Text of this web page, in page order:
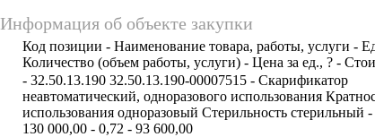
Информация об объекте закупки
Код позиции - Наименование товара, работы, услуги -
Количество (объем работы, услуги) - Цена за ед., ? -
- 32.50.13.190 32.50.13.190-00007515 - Скарификатор
неавтоматический, одноразового использования
использования одноразовый Стерильность стерильный
130 000,00 - 0,72 - 93 600,00